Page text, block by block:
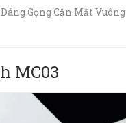
Dáng Gọng Cận Mắt Vuông
MC03